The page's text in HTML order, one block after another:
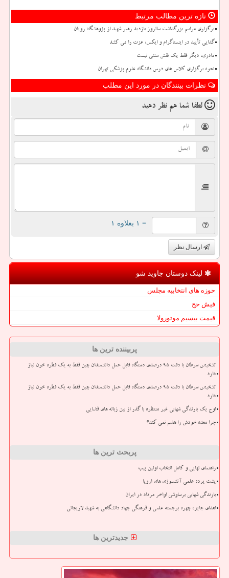
تازه ترین مطالب مرتبط
برگزاری مراسم بزرگداشت سالروز بازدید رهبر شهید از پژوهشگاه رویان
گدایی تأیید در اینستاگرام و ایکس، عزت را می کشد
مادری، دیگر فقط یک نقش سنتی نیست
نحوه برگزاری کلاس های درس دانشگاه علوم پزشکی تهران
نظرات بینندگان در مورد این مطلب
لطفا شما هم نظر دهید
= ۱ بعلاوه ۱
ارسال نظر
لینک دوستان جاوید شو
حوزه های انتخابیه مجلس
فیش حج
قیمت بیسیم موتورولا
پربیننده ترین ها
تشخیص سرطان با دقت ۹۵ درصدی دستگاه قابل حمل دانشمندان چین فقط به یک قطره خون نیاز
دارد
تشخیص سرطان با دقت ۹۵ درصدی دستگاه قابل حمل دانشمندان چین فقط به یک قطره خون نیاز
دارد
اوج یک بارندگی شهابی غیر منتظره با گذر از بین زباله های فضایی
چرا معده خودش را هضم نمی کند؟
پربحث ترین ها
راهنمای نهایی و کامل انتخاب اولین پیپ
پشت پرده علمی آتشسوزی های اروپا
بارندگی شهابی برساوشی اواخر مرداد در ایران
اهدای جایزه چهره برجسته علمی و فرهنگی جهاد دانشگاهی به شهید لاریجانی
جدیدترین ها